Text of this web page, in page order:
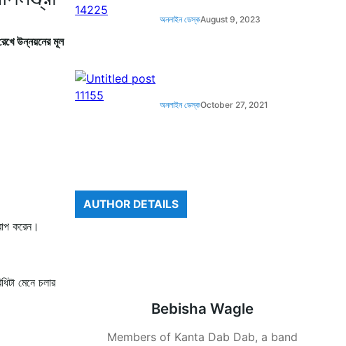
উন্নয়নের মূল
করেন।
মেনে চলার
অনলাইন ডেস্কAugust 9, 2023
অনলাইন ডেস্কOctober 27, 2021
AUTHOR DETAILS
Bebisha Wagle
Members of Kanta Dab Dab, a band